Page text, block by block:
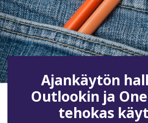
Ajankäytön
Outlookin ja
tehokas